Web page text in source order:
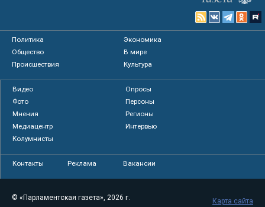
Политика
Экономика
Общество
В мире
Происшествия
Культура
Видео
Опросы
Фото
Персоны
Мнения
Регионы
Медиацентр
Интервью
Колумнисты
Контакты Реклама Вакансии
© «Парламентская газета», 2026 г.
Карта сайта